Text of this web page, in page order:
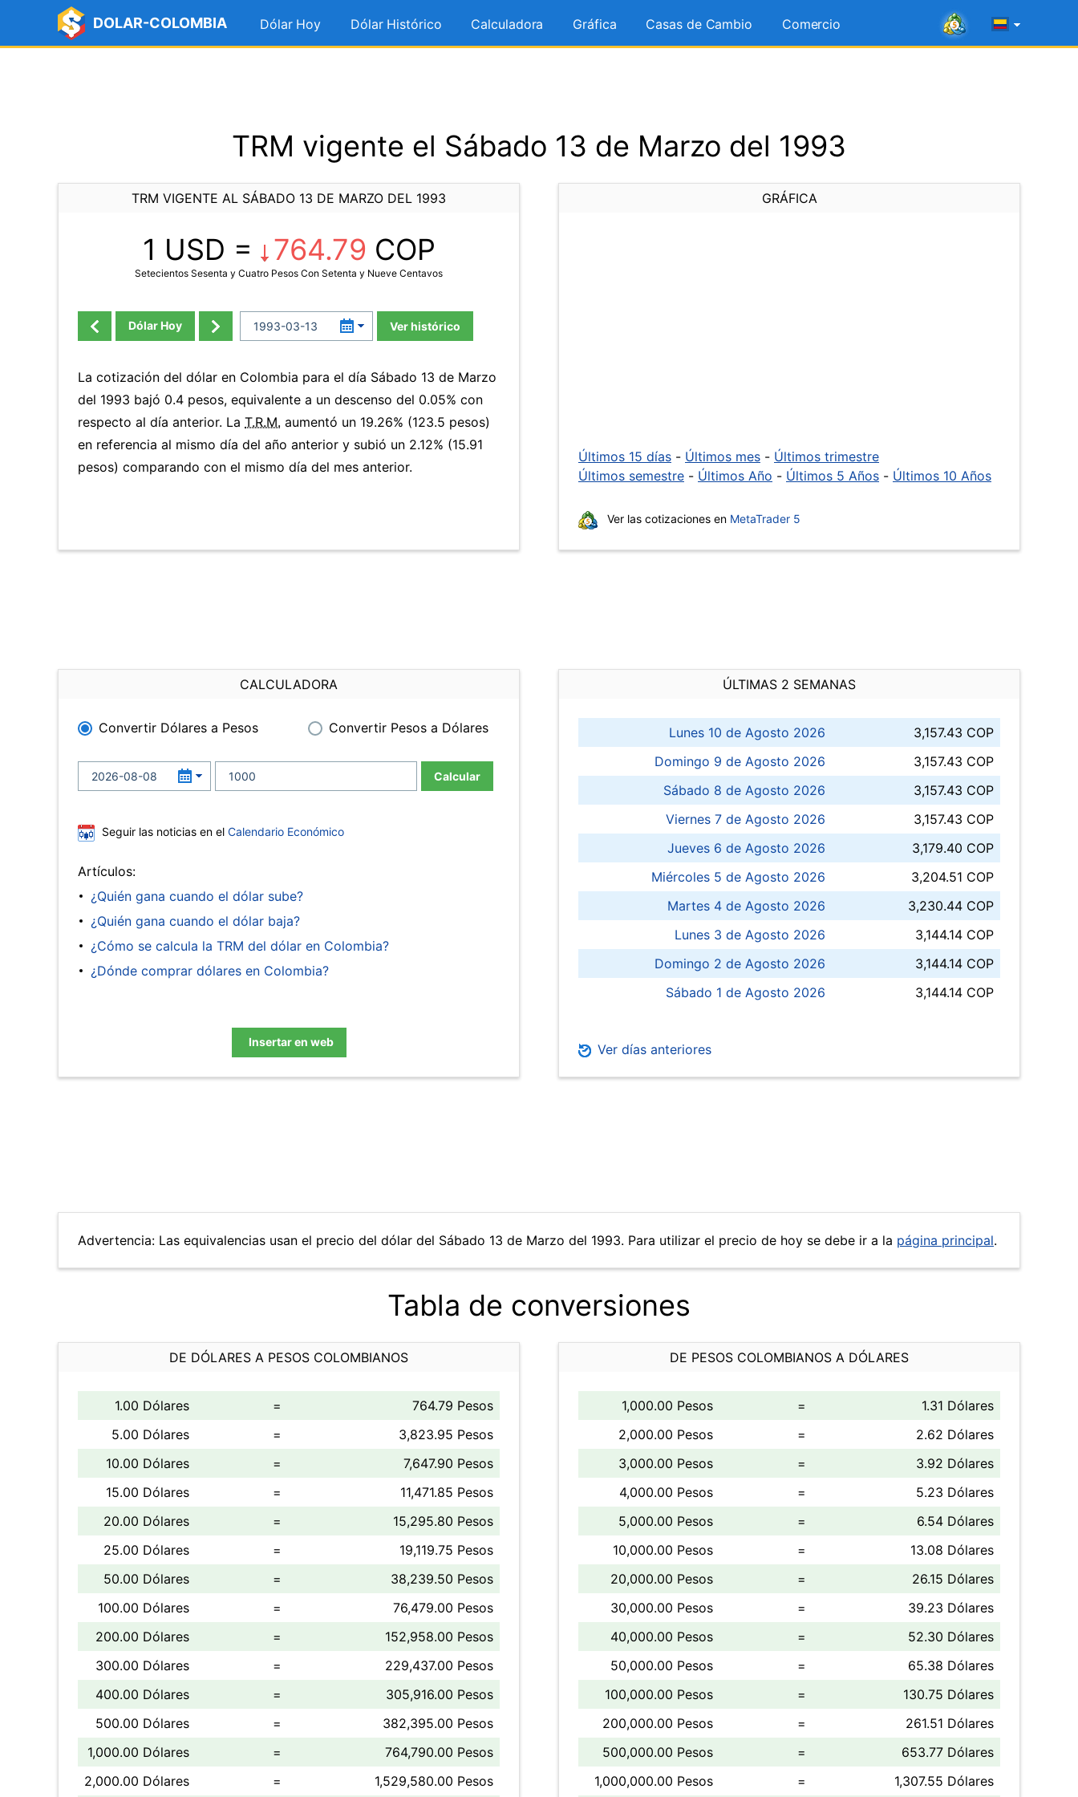
DOLAR-COLOMBIA Dólar Hoy Dólar Histórico Calculadora Gráfica Casas de Cambio Comercio
TRM vigente el Sábado 13 de Marzo del 1993
TRM VIGENTE AL SÁBADO 13 DE MARZO DEL 1993
1 USD = 764.79 COP
Setecientos Sesenta y Cuatro Pesos Con Setenta y Nueve Centavos
Dólar Hoy Ver histórico
La cotización del dólar en Colombia para el día Sábado 13 de Marzo
del 1993 bajó 0.4 pesos, equivalente a un descenso del 0.05% con
respecto al día anterior. La T.R.M. aumentó un 19.26% (123.5 pesos)
en referencia al mismo día del año anterior y subió un 2.12% (15.91
pesos) comparando con el mismo día del mes anterior.
GRÁFICA
Últimos 15 días - Últimos mes - Últimos trimestre
Últimos semestre - Últimos Año - Últimos 5 Años - Últimos 10 Años
Ver las cotizaciones en MetaTrader 5
CALCULADORA
Convertir Dólares a Pesos Convertir Pesos a Dólares
Calcular
Seguir las noticias en el Calendario Económico
Artículos:
¿Quién gana cuando el dólar sube?
¿Quién gana cuando el dólar baja?
¿Cómo se calcula la TRM del dólar en Colombia?
¿Dónde comprar dólares en Colombia?
Insertar en web
ÚLTIMAS 2 SEMANAS
Lunes 10 de Agosto 2026
3,157.43 COP
Domingo 9 de Agosto 2026
3,157.43 COP
Sábado 8 de Agosto 2026
3,157.43 COP
Viernes 7 de Agosto 2026
3,157.43 COP
Jueves 6 de Agosto 2026
3,179.40 COP
Miércoles 5 de Agosto 2026
3,204.51 COP
Martes 4 de Agosto 2026
3,230.44 COP
Lunes 3 de Agosto 2026
3,144.14 COP
Domingo 2 de Agosto 2026
3,144.14 COP
Sábado 1 de Agosto 2026
3,144.14 COP
Ver días anteriores
Advertencia: Las equivalencias usan el precio del dólar del Sábado 13 de Marzo del 1993. Para utilizar el precio de hoy se debe ir a la página principal.
Tabla de conversiones
DE DÓLARES A PESOS COLOMBIANOS
1.00 Dólares =
764.79 Pesos
5.00 Dólares
=
3,823.95 Pesos
10.00 Dólares
=
7,647.90 Pesos
15.00 Dólares
=
11,471.85 Pesos
20.00 Dólares
=
15,295.80 Pesos
25.00 Dólares
=
19,119.75 Pesos
50.00 Dólares
=
38,239.50 Pesos
100.00 Dólares
=
76,479.00 Pesos
200.00 Dólares
=
152,958.00 Pesos
300.00 Dólares
=
229,437.00 Pesos
400.00 Dólares
=
305,916.00 Pesos
500.00 Dólares
=
382,395.00 Pesos
1,000.00 Dólares
=
764,790.00 Pesos
2,000.00 Dólares
= 1,529,580.00 Pesos
DE PESOS COLOMBIANOS A DÓLARES
1,000.00 Pesos =
1.31 Dólares
2,000.00 Pesos
=
2.62 Dólares
3,000.00 Pesos
=
3.92 Dólares
4,000.00 Pesos
=
5.23 Dólares
5,000.00 Pesos
=
6.54 Dólares
10,000.00 Pesos
=
13.08 Dólares
20,000.00 Pesos
=
26.15 Dólares
30,000.00 Pesos
=
39.23 Dólares
40,000.00 Pesos
=
52.30 Dólares
50,000.00 Pesos
=
65.38 Dólares
100,000.00 Pesos
=
130.75 Dólares
200,000.00 Pesos
=
261.51 Dólares
500,000.00 Pesos
=
653.77 Dólares
1,000,000.00 Pesos
= 1,307.55 Dólares